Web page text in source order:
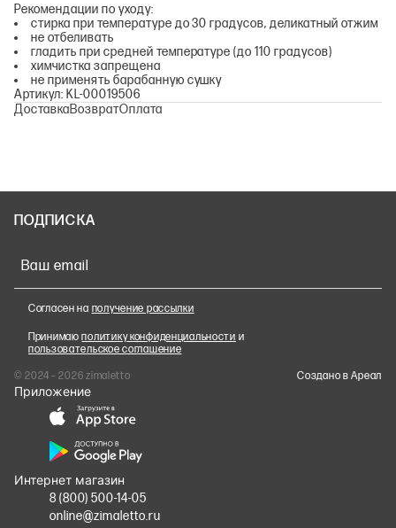
Рекомендации по уходу:
стирка при температуре до 30 градусов, деликатный отжим
не отбеливать
гладить при средней температуре (до 110 градусов)
химчистка запрещена
не применять барабанную сушку
Артикул: KL-00019506
ДоставкаВозвратОплата
ПОДПИСКА
Ваш email
Согласен на получение рассылки
Принимаюполитику конфиденциальности и
пользовательское соглашение
© 2024 – 2026 zimaletto
Cоздано в Ареал
Приложение
Интернет магазин
8 (800) 500-14-05
online@zimaletto.ru